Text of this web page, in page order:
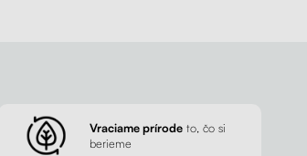
Vraciame prírodeto, čo si
berieme